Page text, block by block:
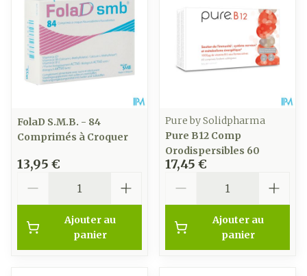
FolaD S.M.B. - 84
Comprimés à Croquer
13,95 €
Ajouter au
panier
Pure by Solidpharma
Pure B12 Comp
Orodispersibles 60
17,45 €
Ajouter au
panier